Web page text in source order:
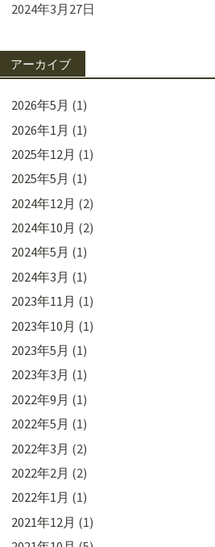
2024年3月27日
アーカイブ
2026年5月 (1)
2026年1月 (1)
2025年12月 (1)
2025年5月 (1)
2024年12月 (2)
2024年10月 (2)
2024年5月 (1)
2024年3月 (1)
2023年11月 (1)
2023年10月 (1)
2023年5月 (1)
2023年3月 (1)
2022年9月 (1)
2022年5月 (1)
2022年3月 (2)
2022年2月 (2)
2022年1月 (1)
2021年12月 (1)